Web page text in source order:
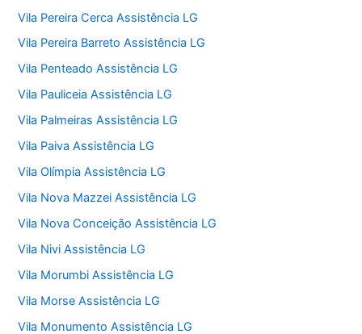
Vila Pereira Cerca Assistência LG
Vila Pereira Barreto Assistência LG
Vila Penteado Assistência LG
Vila Pauliceia Assistência LG
Vila Palmeiras Assistência LG
Vila Paiva Assistência LG
Vila Olímpia Assistência LG
Vila Nova Mazzei Assistência LG
Vila Nova Conceição Assistência LG
Vila Nivi Assistência LG
Vila Morumbi Assistência LG
Vila Morse Assistência LG
Vila Monumento Assistência LG